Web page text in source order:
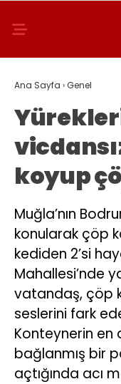
Ana Sayfa ›Genel
koyup
Muğla’nın
konularak çöp
kediden 2’si
Mahallesi’nde
vatandaş, çöp
seslerini fark
Konteynerin en
bağlanmış bir
açtığında acı